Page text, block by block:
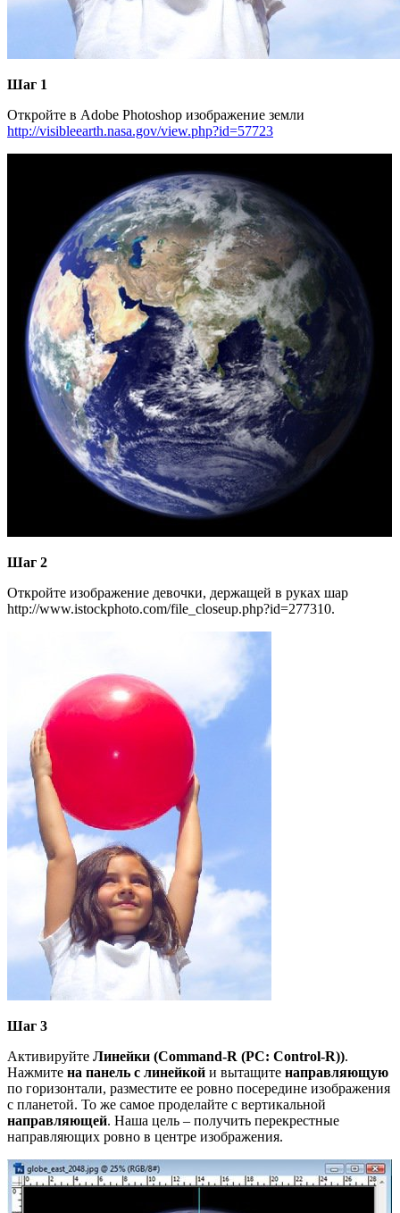
Шаг 1
Откройте в Adobe Photoshop изображение земли
http://visibleearth.nasa.gov/view.php?id=57723
Шаг 2
Откройте изображение девочки, держащей в руках шар
http://www.istockphoto.com/file_closeup.php?id=277310.
Шаг 3
Активируйте Линейки (Command-R (PC: Control-R)).
Нажмите на панель с линейкой и вытащите направляющую
по горизонтали, разместите ее ровно посередине изображения
с планетой. То же самое проделайте с вертикальной
направляющей. Наша цель – получить перекрестные
направляющих ровно в центре изображения.